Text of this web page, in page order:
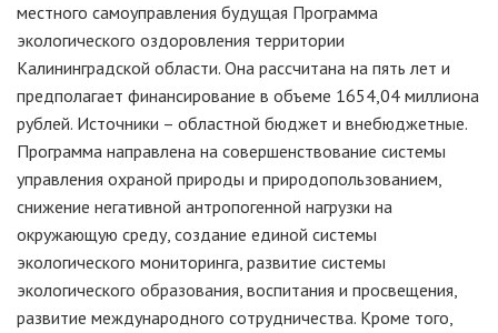
местного самоуправления будущая Программа
экологического оздоровления территории
Калининградской области. Она рассчитана на пять лет и
предполагает финансирование в объеме 1654,04 миллиона
рублей. Источники – областной бюджет и внебюджетные.
Программа направлена на совершенствование системы
управления охраной природы и природопользованием,
снижение негативной антропогенной нагрузки на
окружающую среду, создание единой системы
экологического мониторинга, развитие системы
экологического образования, воспитания и просвещения,
развитие международного сотрудничества. Кроме того,